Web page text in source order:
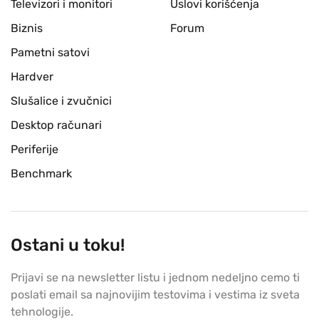
Televizori i monitori
Biznis
Pametni satovi
Hardver
Slušalice i zvučnici
Desktop računari
Periferije
Benchmark
Uslovi korišćenja
Forum
Ostani u toku!
Prijavi se na newsletter listu i jednom nedeljno cemo ti
poslati email sa najnovijim testovima i vestima iz sveta
tehnologije.